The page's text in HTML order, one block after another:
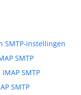
SMTP-instellingen
SMTP
SMTP
SMTP